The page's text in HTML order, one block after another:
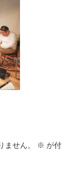
せん。 ※ が付